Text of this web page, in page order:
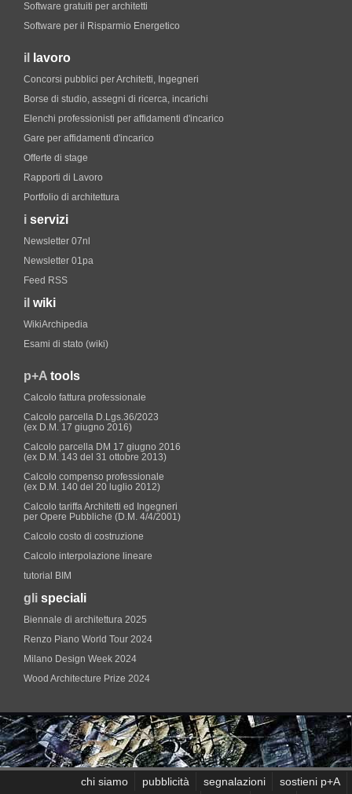
Software gratuiti per architetti
Software per il Risparmio Energetico
il lavoro
Concorsi pubblici per Architetti, Ingegneri
Borse di studio, assegni di ricerca, incarichi
Elenchi professionisti per affidamenti d'incarico
Gare per affidamenti d'incarico
Offerte di stage
Rapporti di Lavoro
Portfolio di architettura
i servizi
Newsletter 07nl
Newsletter 01pa
Feed RSS
il wiki
WikiArchipedia
Esami di stato (wiki)
p+A tools
Calcolo fattura professionale
Calcolo parcella D.Lgs.36/2023
(ex D.M. 17 giugno 2016)
Calcolo parcella DM 17 giugno 2016
(ex D.M. 143 del 31 ottobre 2013)
Calcolo compenso professionale
(ex D.M. 140 del 20 luglio 2012)
Calcolo tariffa Architetti ed Ingegneri
per Opere Pubbliche (D.M. 4/4/2001)
Calcolo costo di costruzione
Calcolo interpolazione lineare
tutorial BIM
gli speciali
Biennale di architettura 2025
Renzo Piano World Tour 2024
Milano Design Week 2024
Wood Architecture Prize 2024
chi siamo pubblicità segnalazioni sostieni p+A